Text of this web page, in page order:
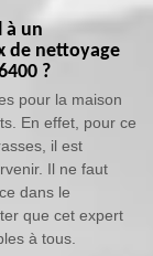
à un
de nettoyage
?
pour la maison
En effet, pour ce
il est
Il ne faut
dans le
que cet expert
à tous.